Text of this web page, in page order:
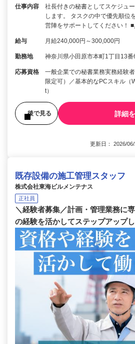
仕事内容
社長付きの秘書としてスケジュ
します。 タスクの中で優先順位
営陣をサポートしてください！
給与 月給240,000円～300,000円
勤務地 神奈川県小田原市本町1丁目13番
応募資格
一般企業での秘書業務実務経験
限定可）／基本的なPCスキル（
t）
後で見る 詳細
更新日： 2026/
既存設備の施工管理スタッフ
株式会社東海ビルメンテナス
正社員
＼経験者募集／計画・管理業務に
の経験を活かしてステップアップ